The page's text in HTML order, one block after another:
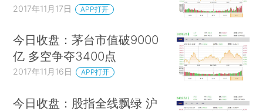
2017年11月17日 APP打开
今日收盘：茅台市值破9000
亿 多空争夺3400点
2017年11月16日 APP打开
今日收盘：股指全线飘绿 沪